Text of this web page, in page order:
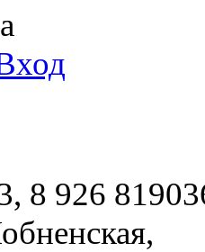
8 926